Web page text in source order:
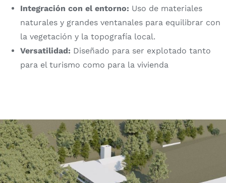
Integración con el entorno: Uso de materiales
naturales y grandes ventanales para equilibrar con
la vegetación y la topografía local.
Versatilidad: Diseñado para ser explotado tanto
para el turismo como para la vivienda